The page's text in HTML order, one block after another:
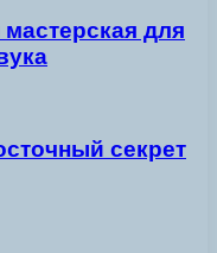
для
секрет